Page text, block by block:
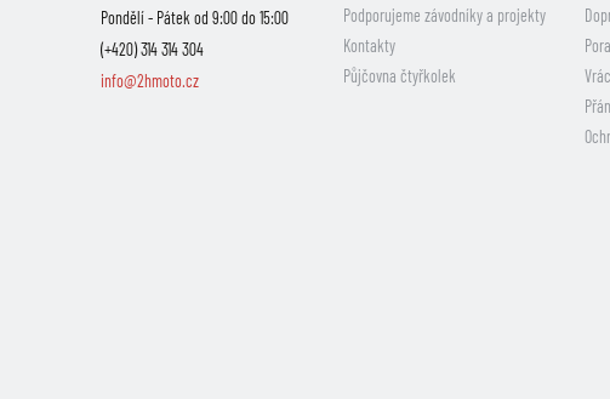
Pondělí - Pátek od 9:00 do 15:00
(+420) 314 314 304
info@2hmoto.cz
Podporujeme závodníky a projekty
Kontakty
Půjčovna čtyřkolek